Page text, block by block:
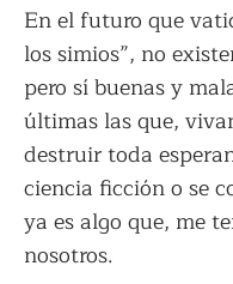
En el futuro que
los simios”, no
pero sí buenas y
últimas las que,
destruir toda
ciencia ficción o se
ya es algo que, me
nosotros.